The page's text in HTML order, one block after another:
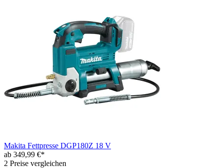
Makita Fettpresse DGP180Z 18 V
ab 349,99 €*
2 Preise vergleichen